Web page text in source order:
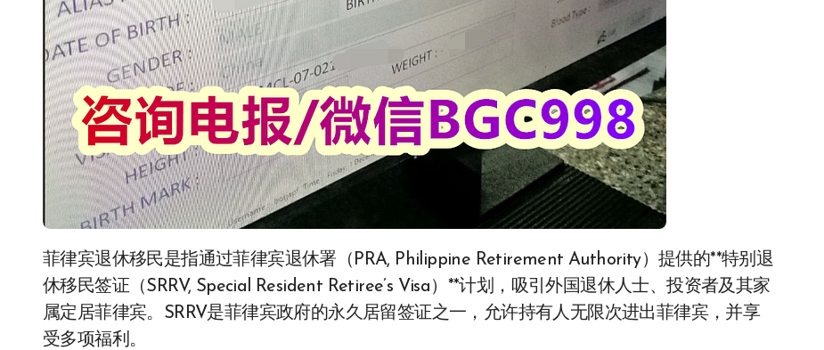
菲律宾退休移民是指通过菲律宾退休署（PRA, Philippine Retirement Authority）提供的**特别退
休移民签证（SRRV, Special Resident Retiree’s Visa）**计划，吸引外国退休人士、投资者及其家
属定居菲律宾。SRRV是菲律宾政府的永久居留签证之一，允许持有人无限次进出菲律宾，并享
受多项福利。